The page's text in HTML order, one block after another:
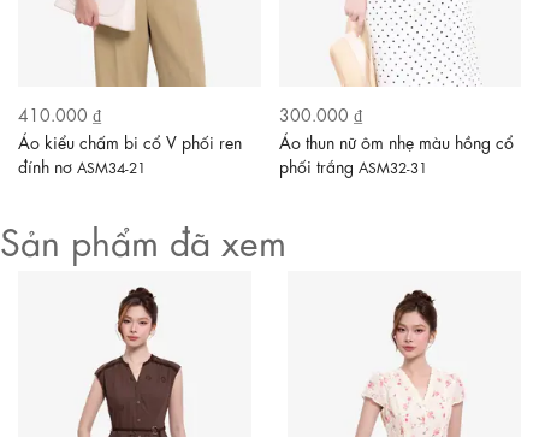
410.000 ₫
Áo kiểu chấm bi cổ V phối ren
đính nơ ASM34-21
300.000 ₫
Áo thun nữ ôm nhẹ màu hồng cổ
phối trắng ASM32-31
Sản phẩm đã xem